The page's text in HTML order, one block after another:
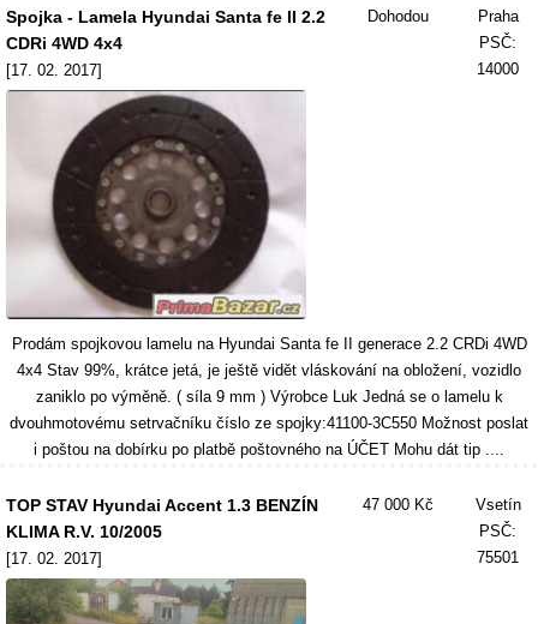
Spojka - Lamela Hyundai Santa fe II 2.2
CDRi 4WD 4x4
[17. 02. 2017]
Dohodou
Praha
PSČ:
14000
Prodám spojkovou lamelu na Hyundai Santa fe II generace 2.2 CRDi 4WD
4x4 Stav 99%, krátce jetá, je ještě vidět vláskování na obložení, vozidlo
zaniklo po výměně. ( síla 9 mm ) Výrobce Luk Jedná se o lamelu k
dvouhmotovému setrvačníku číslo ze spojky:41100-3C550 Možnost poslat
i poštou na dobírku po platbě poštovného na ÚČET Mohu dát tip ....
TOP STAV Hyundai Accent 1.3 BENZÍN
KLIMA R.V. 10/2005
[17. 02. 2017]
47 000 Kč
Vsetín
PSČ:
75501